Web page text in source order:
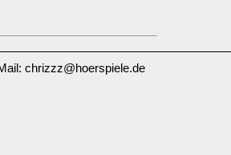
chrizzz@hoerspiele.de